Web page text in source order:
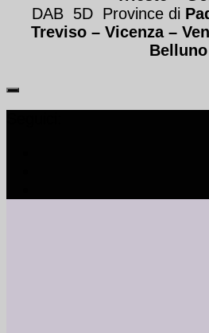
DAB 5D Province di
Treviso – Vicenza –
Belluno